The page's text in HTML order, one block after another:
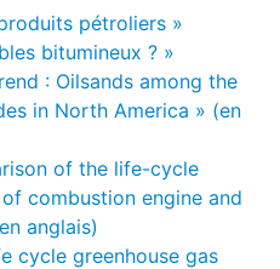
pétroliers »
bitumineux ? »
: Oilsands among the
in North America » (en
of the life-cycle
combustion engine and
anglais)
cycle greenhouse gas